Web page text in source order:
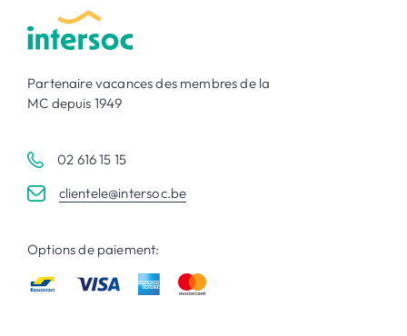
Partenaire vacances des membres de la
MC depuis 1949
02 616 15 15
clientele@intersoc.be
Options de paiement: